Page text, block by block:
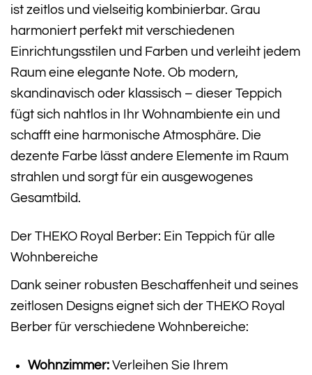
ist zeitlos und vielseitig kombinierbar. Grau
harmoniert perfekt mit verschiedenen
Einrichtungsstilen und Farben und verleiht jedem
Raum eine elegante Note. Ob modern,
skandinavisch oder klassisch – dieser Teppich
fügt sich nahtlos in Ihr Wohnambiente ein und
schafft eine harmonische Atmosphäre. Die
dezente Farbe lässt andere Elemente im Raum
strahlen und sorgt für ein ausgewogenes
Gesamtbild.
Der THEKO Royal Berber: Ein Teppich für alle
Wohnbereiche
Dank seiner robusten Beschaffenheit und seines
zeitlosen Designs eignet sich der THEKO Royal
Berber für verschiedene Wohnbereiche:
Wohnzimmer:Verleihen Sie Ihrem